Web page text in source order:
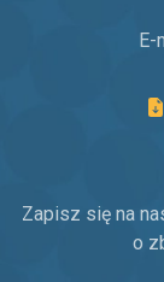
E-
Zapisz się na
o